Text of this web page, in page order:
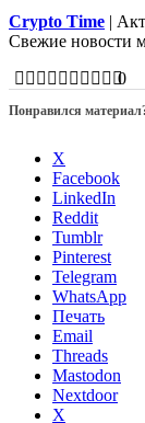
Crypto Time |
Свежие новости
0
Понравился
X
Facebook
LinkedIn
Reddit
Tumblr
Pinterest
Telegram
WhatsApp
Печать
Email
Threads
Mastodon
Nextdoor
X